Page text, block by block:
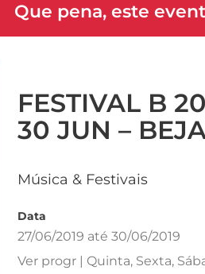
Que pena, este
FESTIVAL B
30 JUN –
Música & Festivais
Data
27/06/2019 até 30/06/2019
Ver progr | Quinta, Sexta,